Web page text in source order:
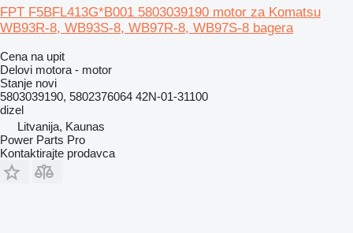
FPT F5BFL413G*B001 5803039190 motor za Komatsu
WB93R-8, WB93S-8, WB97R-8, WB97S-8 bagera
Cena na upit
Delovi motora - motor
Stanje novi
5803039190, 5802376064 42N-01-31100
dizel
Litvanija, Kaunas
Power Parts Pro
Kontaktirajte prodavca